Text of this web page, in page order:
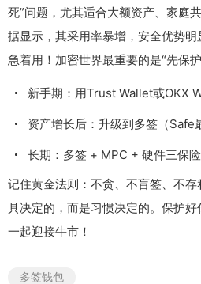
死”问题，尤其适合大额资产、家庭
据显示，其采用率暴增，安全优势
急着用！加密世界最重要的是“先保
新手期：用Trust Wallet或OKX
资产增长后：升级到多签（Safe
长期：多签 + MPC + 硬件三保险
记住黄金法则：不贪、不盲签、不
具决定的，而是习惯决定的。保护
一起迎接牛市！
多签钱包